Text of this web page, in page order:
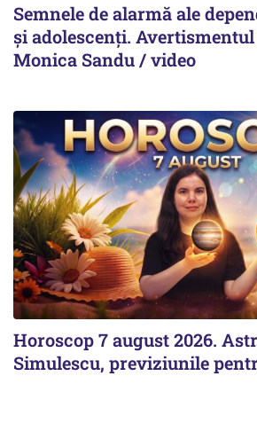
Semnele de alarmă ale
și adolescenți.
Monica Sandu / video
Horoscop 7 august 2026.
Simulescu, previziunile